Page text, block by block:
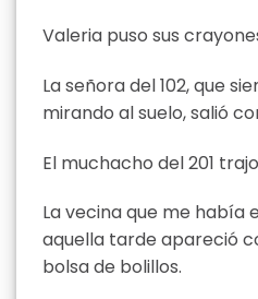
Valeria puso sus
La señora del 102, que
mirando al suelo, salió
El muchacho del 201
La vecina que me había
aquella tarde apareció
bolsa de bolillos.